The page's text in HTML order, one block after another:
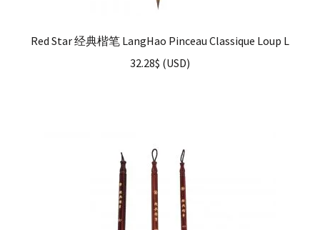
Red Star 经典楷笔 LangHao Pinceau Classique Loup L
32.28$ (USD)